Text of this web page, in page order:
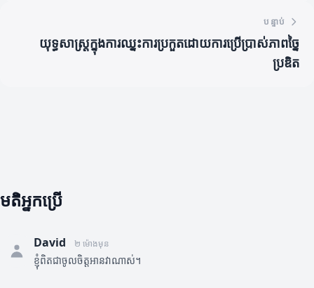
បន្ទាប់
យុទ្ធសាស្ត្រក្នុងការឈ្នះការប្រកួតដោយការប្រើប្រាស់ភាពច្នៃ
ប្រឌិត
មតិអ្នកប្រើ
David ២ ម៉ោងមុន
ខ្ញុំពិតជាចូលចិត្តអានវាណាស់។